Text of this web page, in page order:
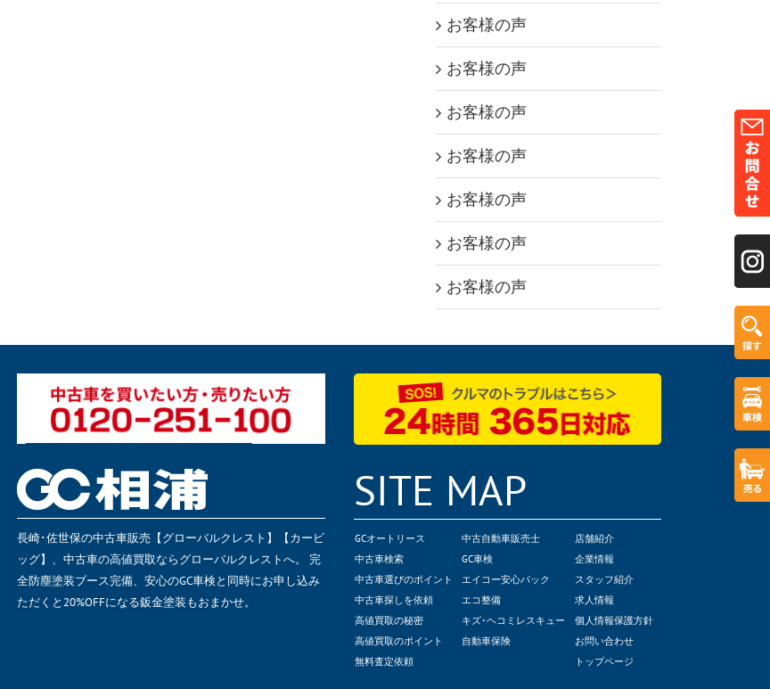
お客様の声
お客様の声
お客様の声
お客様の声
お客様の声
お客様の声
お客様の声
長崎･佐世保の中古車販売【グローバルクレスト】【カービ
ッグ】、中古車の高値買取ならグローバルクレストへ。 完
全防塵塗装ブース完備、安心のGC車検と同時にお申し込み
ただくと20%OFFになる鈑金塗装もおまかせ。
SITE MAP
GCオートリース
中古車検索
中古車選びのポイント
中古車探しを依頼
高値買取の秘密
高値買取のポイント
無料査定依頼
中古自動車販売士
GC車検
エイコー安心パック
エコ整備
キズ･ヘコミレスキュー
自動車保険
店舗紹介
企業情報
スタッフ紹介
求人情報
個人情報保護方針
お問い合わせ
トップページ